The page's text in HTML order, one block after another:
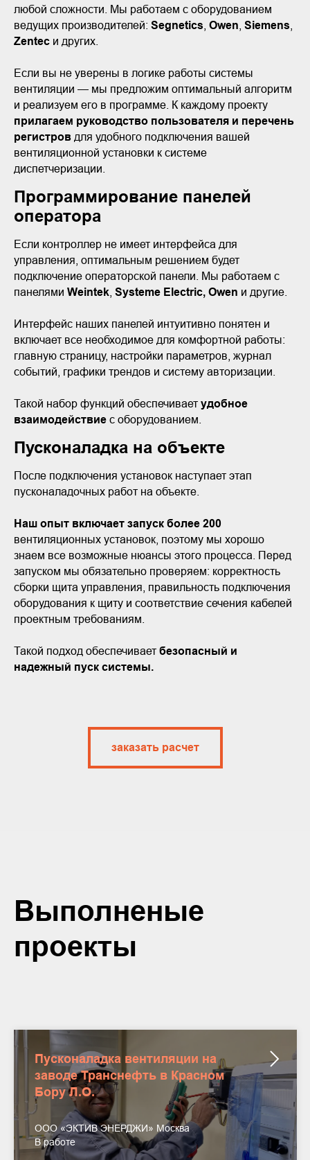
любой сложности. Мы работаем с оборудованием
ведущих производителей: Segnetics Owen Siemens
Zentec и других.
Если вы не уверены в логике работы системы
вентиляции — мы предложим оптимальный алгоритм
и реализуем его в программе. К каждому проекту
прилагаем руководство пользователя и перечень
регистров для удобного подключения вашей
вентиляционной установки к системе
диспетчеризации.
Программирование панелей
оператора
Если контроллер не имеет интерфейса для
управления, оптимальным решением будет
подключение операторской панели. Мы работаем с
панелями Weintek Systeme Electric, Owen и другие.
Интерфейс наших панелей интуитивно понятен и
включает все необходимое для комфортной работы:
главную страницу, настройки параметров, журнал
событий, графики трендов и систему авторизации.
Такой набор функций обеспечивает удобное
взаимодействие с оборудованием.
Пусконаладка на объекте
После подключения установок наступает этап
пусконаладочных работ на объекте.
Наш опыт включает запуск более 200
вентиляционных установок, поэтому мы хорошо
знаем все возможные нюансы этого процесса. Перед
запуском мы обязательно проверяем: корректность
сборки щита управления, правильность подключения
оборудования к щиту и соответствие сечения кабелей
проектным требованиям.
Такой подход обеспечивает безопасный и
надежный пуск системы.
заказать расчет
Выполненые
проекты
Пусконаладка вентиляции на
заводе Транснефть в Красном
Бору Л.О.
ООО «ЭКТИВ ЭНЕРДЖИ» Москва
В работе